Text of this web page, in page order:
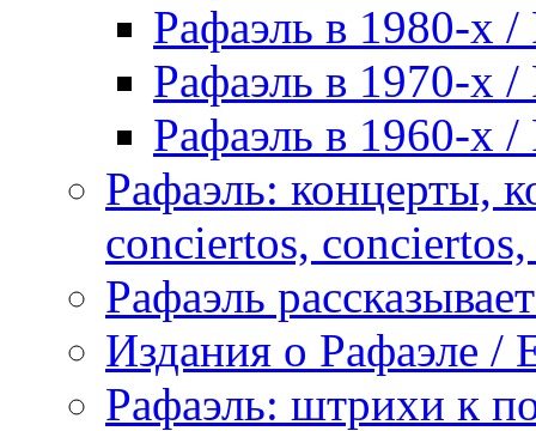
Рафаэль в 1980-х /
Рафаэль в 1970-х /
Рафаэль в 1960-х /
Рафаэль: концерты,
conciertos,
Рафаэль
Издания о Рафаэле /
Рафаэль: штрихи к